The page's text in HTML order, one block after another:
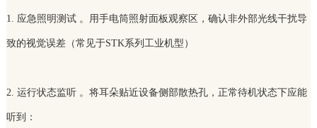
1. 应急照明测试 。用手电筒照射面板观察区，确认非外部光线干扰导
致的视觉误差（常见于STK系列工业机型）
2. 运行状态监听 。将耳朵贴近设备侧部散热孔，正常待机状态下应能
听到：